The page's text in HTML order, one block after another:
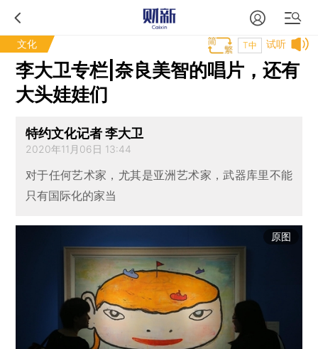
文化 试听
T中
李大卫专栏|奈良美智的唱片，还有
大头娃娃们
特约文化记者 李大卫
2020年11月06日 13:44
对于任何艺术家，尤其是亚洲艺术家，武器库里不能
只有国际化的家当
原图